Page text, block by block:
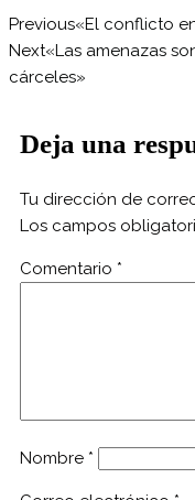
Previous«El conflicto
Next«Las amenazas
cárceles»
Deja una
Tu dirección de
Los campos
Comentario *
Nombre *